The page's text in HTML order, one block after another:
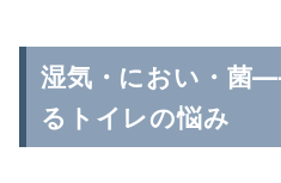
湿気・におい・菌
るトイレの悩み